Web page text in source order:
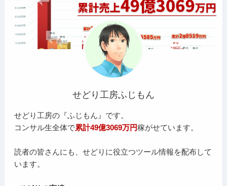
せどり工房ふじもん
せどり工房の『ふじもん』です。
コンサル生全体で累計49億3069万円稼がせています。
読者の皆さんにも、せどりに役立つツール情報を配布して
います。